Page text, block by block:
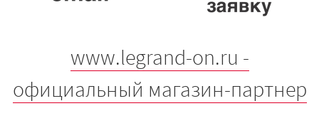
www.legrand-on.ru -
официальный магазин-партнер